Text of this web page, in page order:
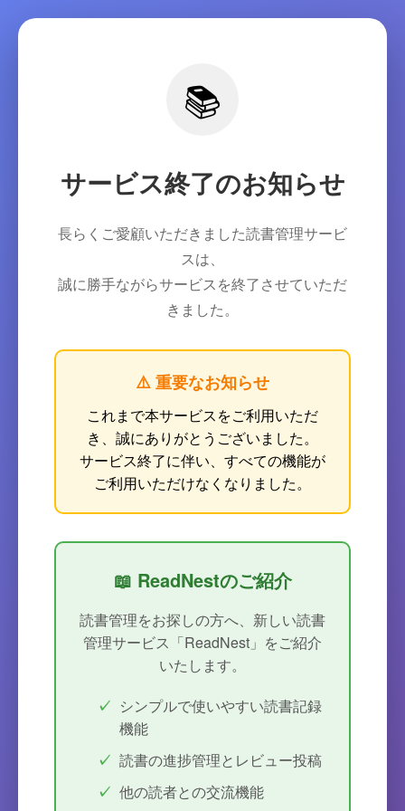
📚
サービス終了のお知らせ
長らくご愛顧いただきました読書管理サービ
スは、
誠に勝手ながらサービスを終了させていただ
きました。
⚠️ 重要なお知らせ
これまで本サービスをご利用いただ
き、誠にありがとうございました。
サービス終了に伴い、すべての機能が
ご利用いただけなくなりました。
📖 ReadNestのご紹介
読書管理をお探しの方へ、新しい読書
管理サービス「ReadNest」をご紹介
いたします。
シンプルで使いやすい読書記録
機能
読書の進捗管理とレビュー投稿
他の読者との交流機能